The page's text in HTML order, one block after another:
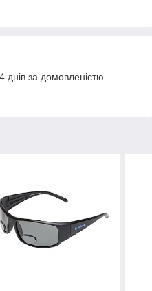
за домовленістю